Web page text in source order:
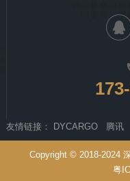
友情链接： DYCARGO 腾讯
Copyright © 2018-2024
粤